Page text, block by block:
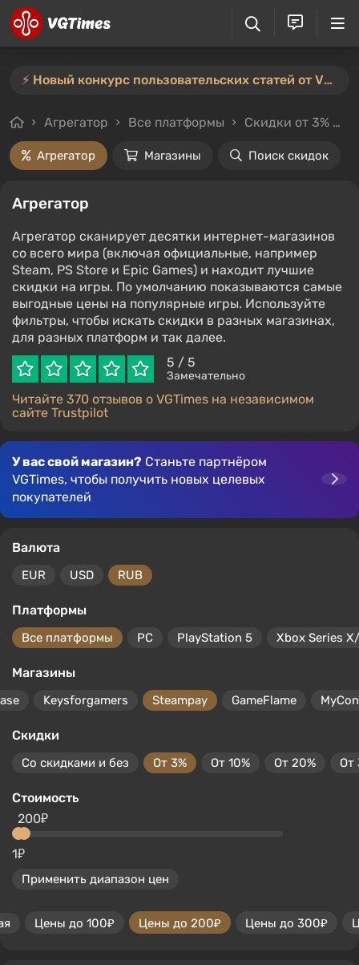
⚡️ Новый конкурс пользовательских статей от VGTimes — участвуйте тут ⚡️
Агрегатор Все платформы Скидки от 3%
Агрегатор Магазины Поиск скидок
Агрегатор
Агрегатор сканирует десятки интернет-магазинов
со всего мира (включая официальные, например
Steam, PS Store и Epic Games) и находит лучшие
скидки на игры. По умолчанию показываются самые
выгодные цены на популярные игры. Используйте
фильтры, чтобы искать скидки в разных магазинах,
для разных платформ и так далее.
5 / 5
Замечательно
Читайте 370 отзывов о VGTimes на независимом
сайте Trustpilot
У вас свой магазин? Станьте партнёром
VGTimes, чтобы получить новых целевых
покупателей
Валюта
EUR USD RUB
Платформы
Все платформы PC PlayStation 5 Xbox Series
Магазины
Keysforgamers Steampay GameFlame
Скидки
Со скидками и без От 3% От 10% От 20% От
Стоимость
1₽
200₽
Применить диапазон цен
Цены до 100₽ Цены до 200₽ Цены до 300₽